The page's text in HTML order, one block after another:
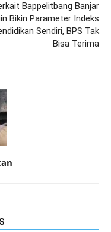
Bappelitbang Banjar
Bikin Parameter Indeks
Sendiri, BPS Tak
Bisa Terima